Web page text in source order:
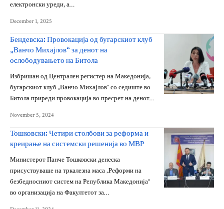
електронски уреди, а…
December 1, 2025
Бендевска: Провокација од бугарскиот клуб
„Ванчо Михајлов“ за денот на
ослободувањето на Битола
Избришан од Централен регистер на Македонија,
бугарскиот клуб „Ванчо Михајлов“ со седиште во
Битола приреди провокација во пресрет на денот…
November 5, 2024
Тошковски: Четири столбови за реформа и
креирање на системски решенија во МВР
Министерот Панче Тошковски денеска
присуствуваше на тркалезна маса „Реформи на
безбедносниот систем на Република Македонија“
во организација на Факултетот за…